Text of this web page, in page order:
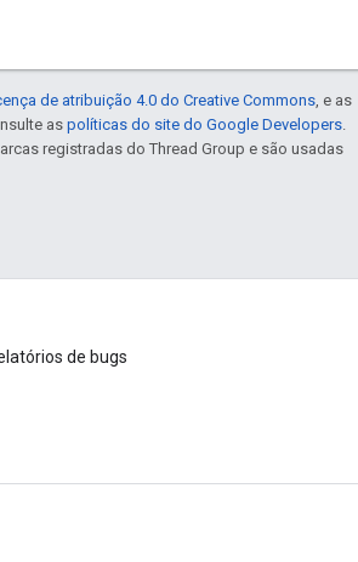
de atribuição 4.0 do Creative Commons, e as
aspolíticas do site do Google Developers.
registradas do Thread Group e são usadas
de bugs